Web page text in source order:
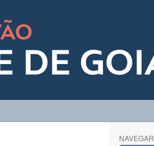
NAVEGAR